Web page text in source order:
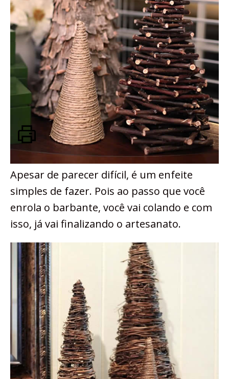
Apesar de parecer difícil, é um enfeite
simples de fazer. Pois ao passo que você
enrola o barbante, você vai colando e com
isso, já vai finalizando o artesanato.